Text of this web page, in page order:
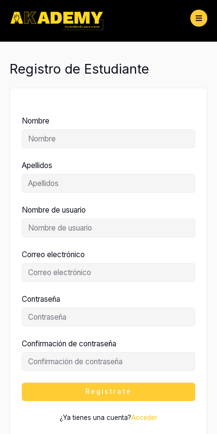
contenido
Registro de Estudiante
Nombre
Apellidos
Nombre de usuario
Correo electrónico
Contraseña
Confirmación de contraseña
Regístrate
¿Ya tienes una cuenta?Acceder